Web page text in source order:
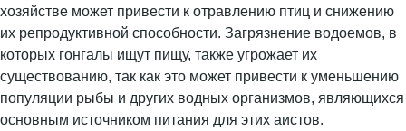
хозяйстве может привести к отравлению птиц и снижению
их репродуктивной способности. Загрязнение водоемов, в
которых гонгалы ищут пищу, также угрожает их
существованию, так как это может привести к уменьшению
популяции рыбы и других водных организмов, являющихся
основным источником питания для этих аистов.